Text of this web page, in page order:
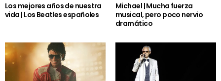
Los mejores años de nuestra
vida | Los Beatles españoles
Michael | Mucha fuerza
musical, pero poco nervio
dramático